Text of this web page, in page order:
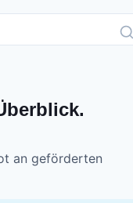
an geförderten